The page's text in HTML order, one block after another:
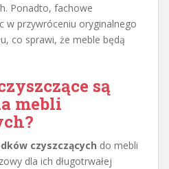
Ponadto, fachowe
w przywróceniu oryginalnego
co sprawi, że meble będą
są
mebli
czyszczących do mebli
dla ich długotrwałej